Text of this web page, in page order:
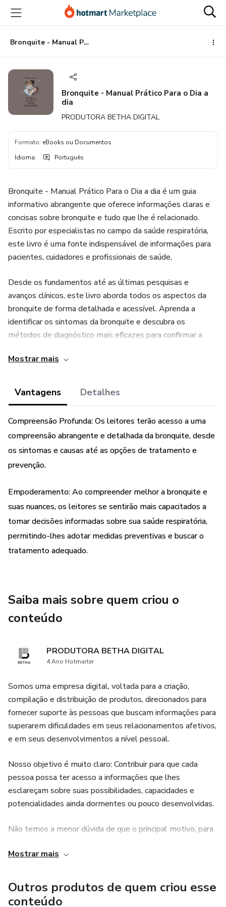
para
conteúdo
principal
para
pagamento
para
rodapé
Bronquite - Manual Prático Para o Dia a dia
Bronquite - Manual Prático Para o Dia a
dia
PRODUTORA BETHA DIGITAL
Formato: eBooks ou Documentos
Idioma: Português
Bronquite - Manual Prático Para o Dia a dia é um guia
informativo abrangente que oferece informações claras e
concisas sobre bronquite e tudo que lhe é relacionado.
Escrito por especialistas no campo da saúde respiratória,
este livro é uma fonte indispensável de informações para
pacientes, cuidadores e profissionais de saúde.
Desde os fundamentos até as últimas pesquisas e
avanços clínicos, este livro aborda todos os aspectos da
bronquite de forma detalhada e acessível. Aprenda a
identificar os sintomas da bronquite e descubra os
métodos de diagnóstico mais eficazes para confirmar a
disponíveis, desde medicamentos e terapias respiratórias
Além disso, este manual oferece estratégias práticas para
eficaz, proporcionando uma melhor qualidade de vida. Se
você foi diagnosticado com bronquite, este livro irá
fornecer uma compreensão mais profunda de sua condição
e melhores estratégias de manejo. Para cuidadores e
informações abrangentes sobre como apoiar seus entes
queridos.
Se você está buscando informações sobre saúde
respiratória, informações sobre bronquite ou cuidados com
a saúde respiratória, este livro é o recurso ideal. Adquira
gerenciar a bronquite de forma eficaz.
Mostrar mais
Vantagens Detalhes
Compreensão Profunda: Os leitores terão acesso a uma
compreensão abrangente e detalhada da bronquite, desde
os sintomas e causas até as opções de tratamento e
prevenção.
Empoderamento: Ao compreender melhor a bronquite e
suas nuances, os leitores se sentirão mais capacitados a
tomar decisões informadas sobre sua saúde respiratória,
permitindo-lhes adotar medidas preventivas e buscar o
tratamento adequado.
Saiba mais sobre quem criou o
conteúdo
PRODUTORA BETHA DIGITAL
4 Ano Hotmarter
Somos uma empresa digital, voltada para a criação,
compilação e distribuição de produtos, direcionados para
fornecer suporte às pessoas que buscam informações para
superarem dificuldades em seus relacionamentos afetivos,
e em seus desenvolvimentos a nível pessoal.
Nosso objetivo é muito claro: Contribuir para que cada
pessoa possa ter acesso a informações que lhes
esclareçam sobre suas possibilidades, capacidades e
potencialidades ainda dormentes ou pouco desenvolvidas.
Não temos a menor dúvida de que o principal motivo, para
auto ignorância de suas habilidades naturais; É no sentido
conteúdos .
Mostrar mais
Outros produtos de quem criou esse
conteúdo